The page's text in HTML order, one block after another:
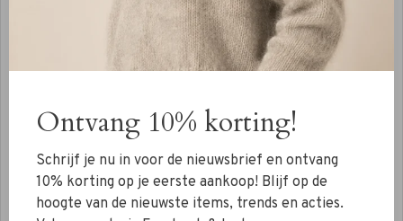
Jewelry
Shop items
Ontvang 10% korting!
Schrijf je nu in voor de nieuwsbrief en ontvang
10% korting op je eerste aankoop! Blijf op de
hoogte van de nieuwste items, trends en acties.